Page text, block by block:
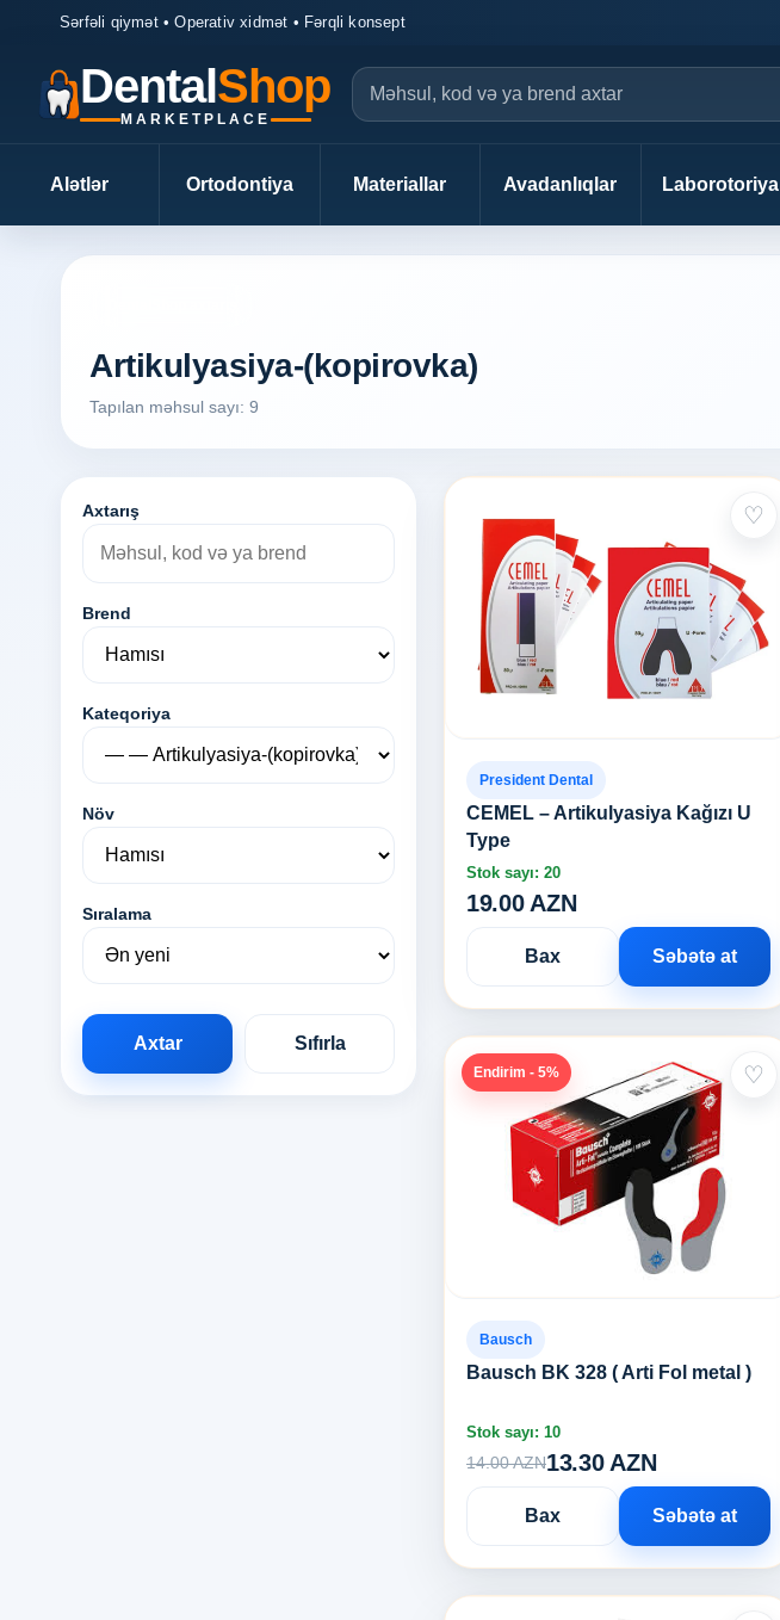
Sərfəli qiymət • Operativ xidmət • Fərqli konsept
DentalShop
MARKETPLACE
Alətlər Ortodontiya Materiallar Avadanlıqlar Laborotoriya
Artikulyasiya-(kopirovka)
Tapılan məhsul sayı: 9
Axtarış
Brend
Kateqoriya
Növ
Sıralama
Axtar Sıfırla
♡
President Dental
CEMEL – Artikulyasiya Kağızı U
Type
Stok sayı: 20
19.00 AZN
Bax Səbətə at
Endirim - 5% ♡
Bausch
Bausch BK 328 ( Arti Fol metal )
Stok sayı: 10
14.00 AZN13.30 AZN
Bax Səbətə at